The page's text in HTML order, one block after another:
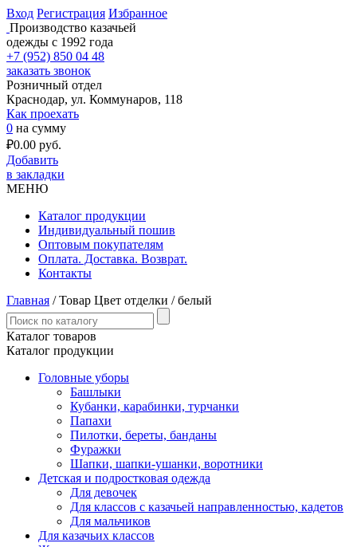
Вход Регистрация Избранное
Производство казачьей
одежды с 1992 года
+7 (952) 850 04 48
заказать звонок
Розничный отдел
Краснодар, ул. Коммунаров, 118
Как проехать
0 на сумму
₽0.00 руб.
Добавить
в закладки
МЕНЮ
Каталог продукции
Индивидуальный пошив
Оптовым покупателям
Оплата. Доставка. Возврат.
Контакты
Главная / Товар Цвет отделки / белый
Каталог товаров
Каталог продукции
Головные уборы
Башлыки
Кубанки, карабинки, турчанки
Папахи
Пилотки, береты, банданы
Фуражки
Шапки, шапки-ушанки, воротники
Детская и подростковая одежда
Для девочек
Для классов с казачьей направленностью, кадетов
Для мальчиков
Для казачьих классов